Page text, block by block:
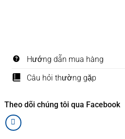
Hướng dẫn mua hàng
Câu hỏi thường gặp
Theo dõi chúng tôi qua Facebook